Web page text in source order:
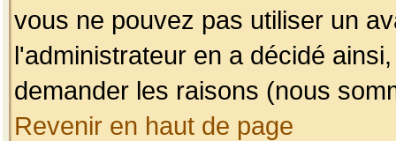
vous ne pouvez pas utiliser un
l'administrateur en a décidé
demander les raisons (nous
Revenir en haut de page